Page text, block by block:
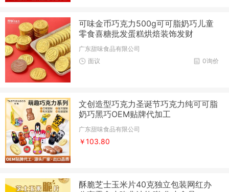
可味金币巧克力500g可可脂奶巧儿童
零食喜糖批发蛋糕烘焙装饰发财
广东甜味食品有限公司
0询价
面议
文创造型巧克力圣诞节巧克力纯可可脂
奶巧黑巧OEM贴牌代加工
广东甜味食品有限公司
￥103.80
酥脆芝士玉米片40克独立包装网红办